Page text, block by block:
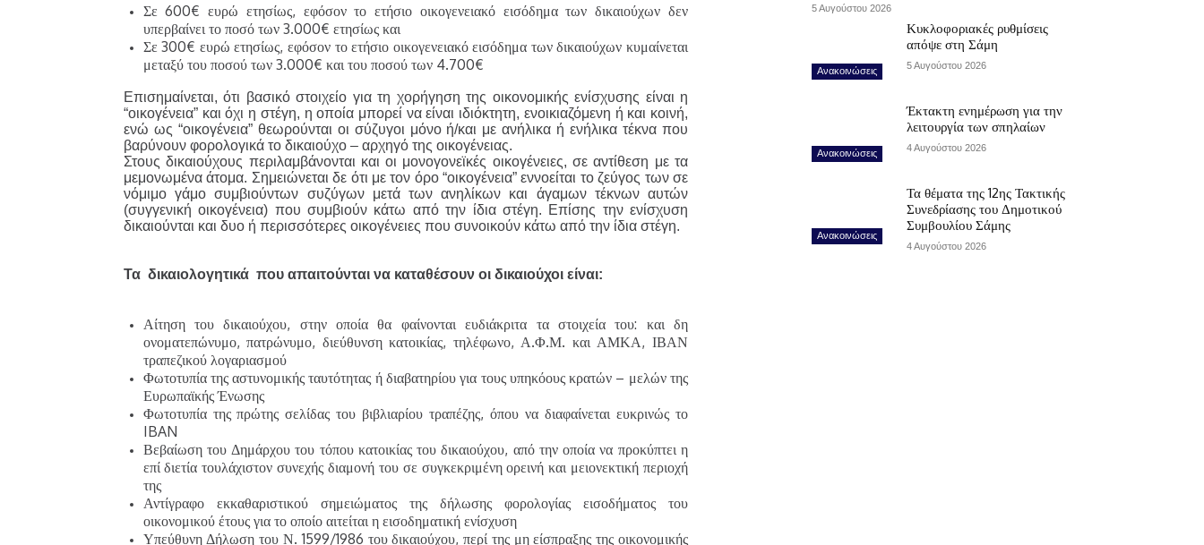
Σε 600€ ευρώ ετησίως, εφόσον το ετήσιο οικογενειακό εισόδημα των δικαιούχων δεν
υπερβαίνει το ποσό των 3.000€ ετησίως και
Σε 300€ ευρώ ετησίως, εφόσον το ετήσιο οικογενειακό εισόδημα των δικαιούχων κυμαίνεται
μεταξύ του ποσού των 3.000€ και του ποσού των 4.700€
Επισημαίνεται, ότι βασικό στοιχείο για τη χορήγηση της οικονομικής ενίσχυσης είναι η
“οικογένεια” και όχι η στέγη, η οποία μπορεί να είναι ιδιόκτητη, ενοικιαζόμενη ή και κοινή,
ενώ ως “οικογένεια” θεωρούνται οι σύζυγοι μόνο ή/και με ανήλικα ή ενήλικα τέκνα που
βαρύνουν φορολογικά το δικαιούχο – αρχηγό της οικογένειας.
Στους δικαιούχους περιλαμβάνονται και οι μονογονεϊκές οικογένειες, σε αντίθεση με τα
μεμονωμένα άτομα. Σημειώνεται δε ότι με τον όρο “οικογένεια” εννοείται το ζεύγος των σε
νόμιμο γάμο συμβιούντων συζύγων μετά των ανηλίκων και άγαμων τέκνων αυτών
(συγγενική οικογένεια) που συμβιούν κάτω από την ίδια στέγη. Επίσης την ενίσχυση
δικαιούνται και δυο ή περισσότερες οικογένειες που συνοικούν κάτω από την ίδια στέγη.
Τα δικαιολογητικά που απαιτούνται να καταθέσουν οι δικαιούχοι είναι:
Αίτηση του δικαιούχου, στην οποία θα φαίνονται ευδιάκριτα τα στοιχεία του: και δη
ονοματεπώνυμο, πατρώνυμο, διεύθυνση κατοικίας, τηλέφωνο, Α.Φ.Μ. και ΑΜΚΑ, ΙΒΑΝ
τραπεζικού λογαριασμού
Φωτοτυπία της αστυνομικής ταυτότητας ή διαβατηρίου για τους υπηκόους κρατών – μελών της
Ευρωπαϊκής Ένωσης
Φωτοτυπία της πρώτης σελίδας του βιβλιαρίου τραπέζης, όπου να διαφαίνεται ευκρινώς το
IBAN
Βεβαίωση του Δημάρχου του τόπου κατοικίας του δικαιούχου, από την οποία να προκύπτει η
επί διετία τουλάχιστον συνεχής διαμονή του σε συγκεκριμένη ορεινή και μειονεκτική περιοχή
της
Αντίγραφο εκκαθαριστικού σημειώματος της δήλωσης φορολογίας εισοδήματος του
οικονομικού έτους για το οποίο αιτείται η εισοδηματική ενίσχυση
Υπεύθυνη Δήλωση του Ν. 1599/1986 του δικαιούχου, περί της μη είσπραξης της οικονομικής
5 Αυγούστου 2026
Ανακοινώσεις
Κυκλοφοριακές ρυθμίσεις
απόψε στη Σάμη
5 Αυγούστου 2026
Ανακοινώσεις
Έκτακτη ενημέρωση για την
λειτουργία των σπηλαίων
4 Αυγούστου 2026
Ανακοινώσεις
Τα θέματα της 12ης Τακτικής
Συνεδρίασης του Δημοτικού
Συμβουλίου Σάμης
4 Αυγούστου 2026